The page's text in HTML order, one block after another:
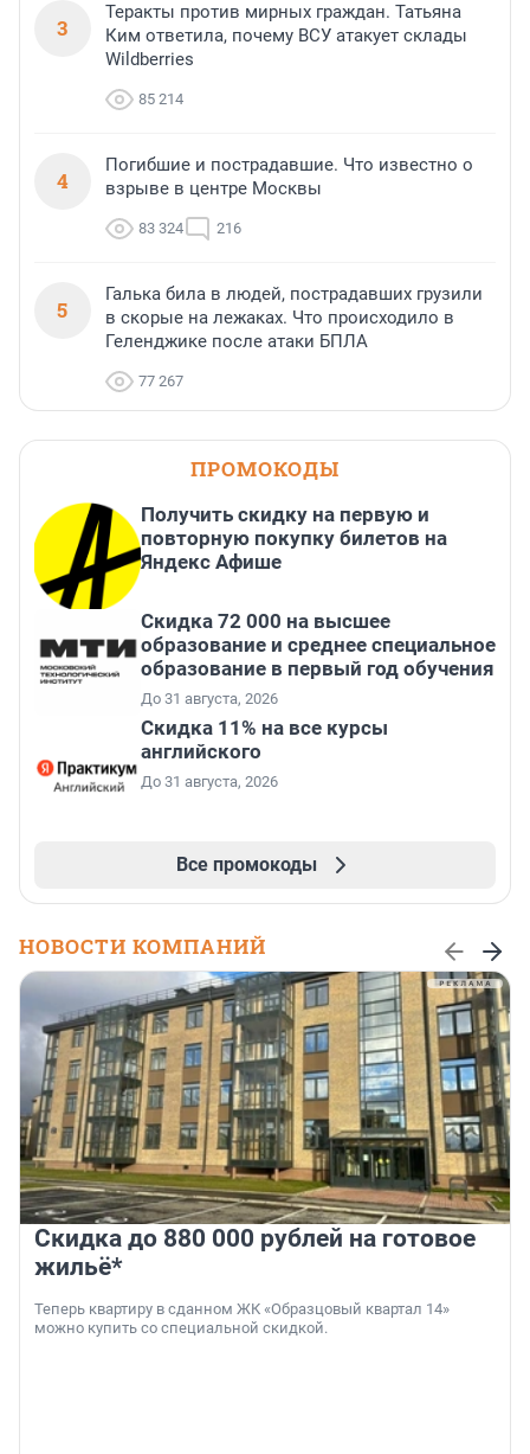
3
Теракты против мирных граждан. Татьяна
Ким ответила, почему ВСУ атакует склады
Wildberries
85 214
4
Погибшие и пострадавшие. Что известно о
взрыве в центре Москвы
83 324 216
5
Галька била в людей, пострадавших грузили
в скорые на лежаках. Что происходило в
Геленджике после атаки БПЛА
77 267
ПРОМОКОДЫ
Получить скидку на первую и
повторную покупку билетов на
Яндекс Афише
Скидка 72 000 на высшее
образование и среднее специальное
образование в первый год обучения
До 31 августа, 2026
Скидка 11% на все курсы
английского
До 31 августа, 2026
Все промокоды
НОВОСТИ КОМПАНИЙ
Скидка до 880 000 рублей на готовое
жильё*
Теперь квартиру в сданном ЖК «Образцовый квартал 14»
можно купить со специальной скидкой.